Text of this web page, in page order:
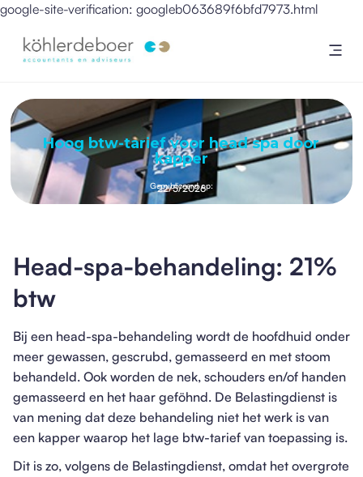
google-site-verification: googleb063689f6bfd7973.html
Hoog btw-tarief voor head spa door
kapper
Gepubliceerd op:
22/5/2026
Head-spa-behandeling: 21%
btw
Bij een head-spa-behandeling wordt de hoofdhuid onder
meer gewassen, gescrubd, gemasseerd en met stoom
behandeld. Ook worden de nek, schouders en/of handen
gemasseerd en het haar geföhnd. De Belastingdienst is
van mening dat deze behandeling niet het werk is van
een kapper waarop het lage btw-tarief van toepassing is.
Dit is zo, volgens de Belastingdienst, omdat het overgrote